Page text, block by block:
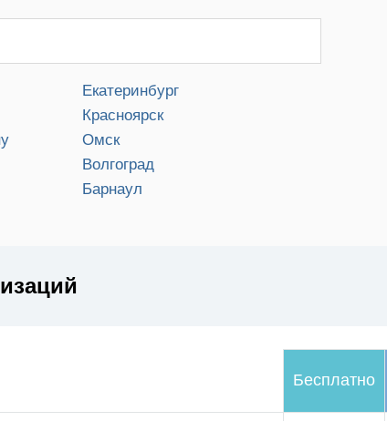
Екатеринбург
Красноярск
Омск
Волгоград
Барнаул
Бесплатно